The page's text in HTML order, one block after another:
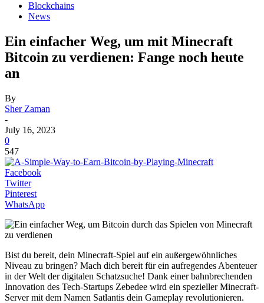
Blockchains
News
Ein einfacher Weg, um mit Minecraft
Bitcoin zu verdienen: Fange noch heute
an
By
Sher Zaman
-
July 16, 2023
0
547
Facebook
Twitter
Pinterest
WhatsApp
Bist du bereit, dein Minecraft-Spiel auf ein außergewöhnliches
Niveau zu bringen? Mach dich bereit für ein aufregendes Abenteuer
in der Welt der digitalen Schatzsuche! Dank einer bahnbrechenden
Innovation des Tech-Startups Zebedee wird ein spezieller Minecraft-
Server mit dem Namen Satlantis dein Gameplay revolutionieren.